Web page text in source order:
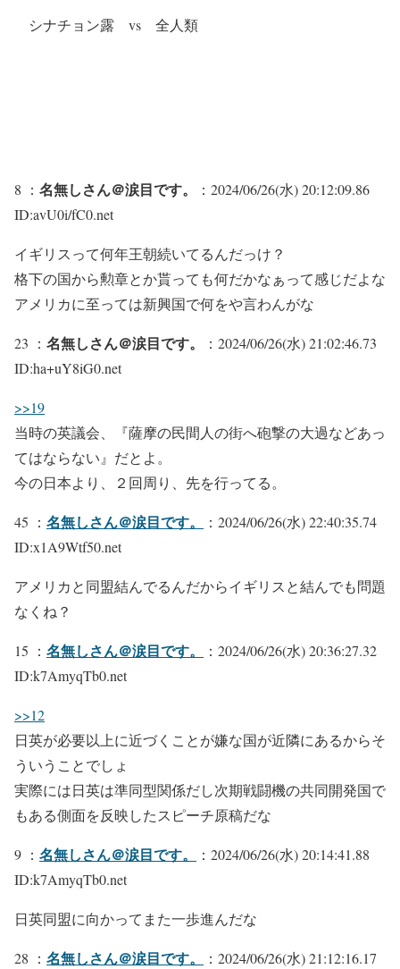
シナチョン露 vs 全人類
8 ： 名無しさん＠涙目です。
：2024/06/26(水) 20:12:09.86
ID:avU0i/fC0.net
イギリスって何年王朝続いてるんだっけ？
格下の国から勲章とか貰っても何だかなぁって感じだよな
アメリカに至っては新興国で何をや言わんがな
23 ： 名無しさん＠涙目です。
：2024/06/26(水) 21:02:46.73
ID:ha+uY8iG0.net
>>19
当時の英議会、『薩摩の民間人の街へ砲撃の大過などあっ
てはならない』だとよ。
今の日本より、２回周り、先を行ってる。
45 ： 名無しさん＠涙目です。
：2024/06/26(水) 22:40:35.74
ID:x1A9Wtf50.net
アメリカと同盟結んでるんだからイギリスと結んでも問題
なくね？
15 ： 名無しさん＠涙目です。
：2024/06/26(水) 20:36:27.32
ID:k7AmyqTb0.net
>>12
日英が必要以上に近づくことが嫌な国が近隣にあるからそ
ういうことでしょ
実際には日英は準同型関係だし次期戦闘機の共同開発国で
もある側面を反映したスピーチ原稿だな
9 ： 名無しさん＠涙目です。
：2024/06/26(水) 20:14:41.88
ID:k7AmyqTb0.net
日英同盟に向かってまた一歩進んだな
28 ： 名無しさん＠涙目です。
：2024/06/26(水) 21:12:16.17